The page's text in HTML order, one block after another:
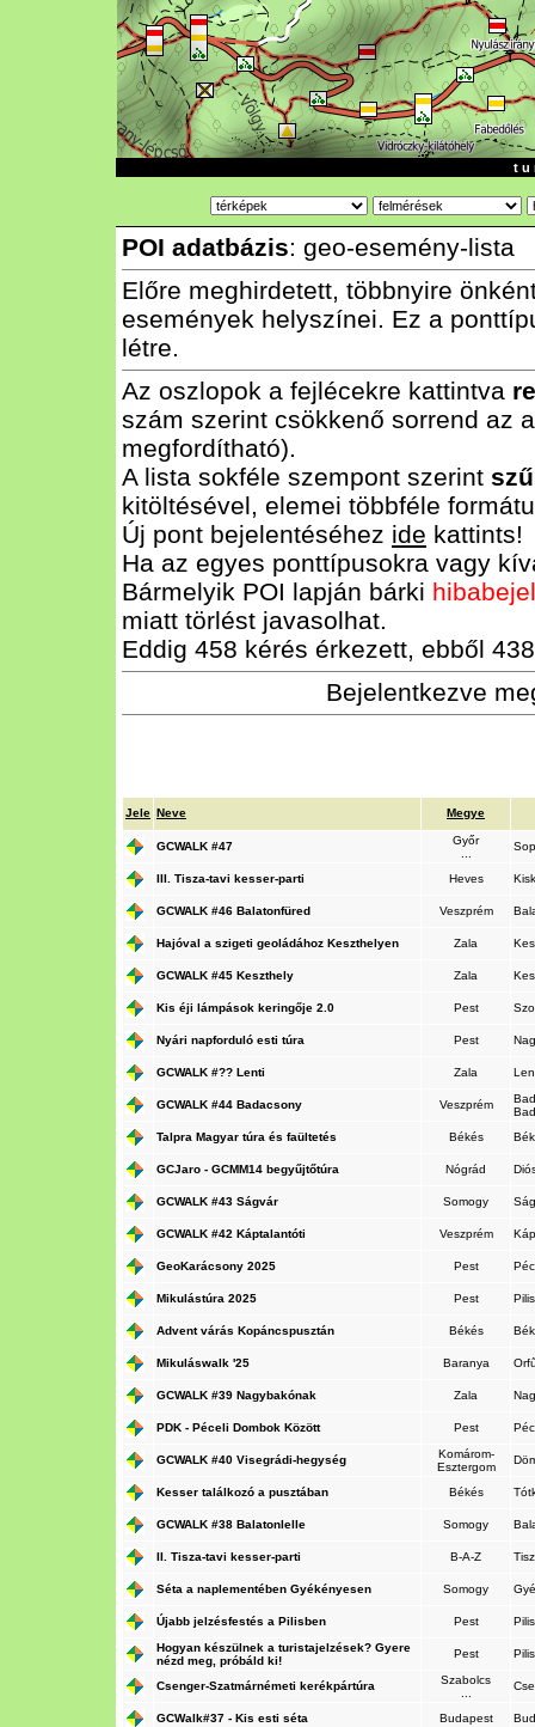
t u
POI adatbázis: geo-esemény-lista
Előre meghirdetett, többnyire
események helyszínei. Ez a
létre.
Az oszlopok a fejlécekre kattintva
szám szerint csökkenő sorrend az
megfordítható).
A lista sokféle szempont szerint
kitöltésével, elemei többféle
Új pont bejelentéséhez ide kattints!
Ha az egyes ponttípusokra vagy
Bármelyik POI lapján bárki
miatt törlést javasolhat.
Eddig 458 kérés érkezett, ebből
Bejelentkezve
Jele Neve Megye
GCWALK #47
Győr
III. Tisza-tavi kesser-parti Heves
GCWALK #46 Balatonfüred Veszprém
Hajóval a szigeti geoládához Keszthelyen Zala
GCWALK #45 Keszthely Zala
Kis éji lámpások keringője 2.0 Pest
Nyári napforduló esti túra Pest
GCWALK #?? Lenti Zala
GCWALK #44 Badacsony Veszprém
Talpra Magyar túra és faültetés
Békés
GCJaro - GCMM14 begyűjtőtúra Nógrád
GCWALK #43 Ságvár Somogy
GCWALK #42 Káptalantóti Veszprém
GeoKarácsony 2025 Pest
Mikulástúra 2025 Pest
Advent várás Kopáncspusztán Békés
Mikuláswalk '25 Baranya
GCWALK #39 Nagybakónak Zala
PDK - Péceli Dombok Között Pest
GCWALK #40 Visegrádi-hegység
Komárom-
Esztergom
Kesser találkozó a pusztában Békés
GCWALK #38 Balatonlelle Somogy
II. Tisza-tavi kesser-parti B-A-Z
Séta a naplementében Gyékényesen Somogy
Újabb jelzésfestés a Pilisben Pest
Hogyan készülnek a turistajelzések? Gyere
nézd meg, próbáld ki!
Pest
Csenger-Szatmárnémeti kerékpártúra
Szabolcs
GCWalk#37 - Kis esti séta Budapest